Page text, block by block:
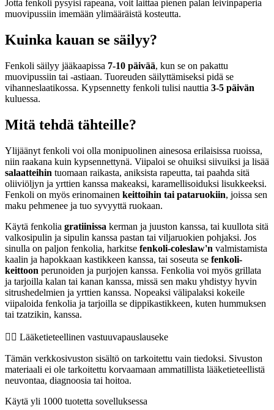
Jotta fenkoli pysyisi rapeana, voit laittaa pienen palan leivinpaperia
muovipussiin imemään ylimääräistä kosteutta.
Kuinka kauan se säilyy?
Fenkoli säilyy jääkaapissa 7-10 päivää, kun se on pakattu
muovipussiin tai -astiaan. Tuoreuden säilyttämiseksi pidä se
vihanneslaatikossa. Kypsennetty fenkoli tulisi nauttia 3-5 päivän
kuluessa.
Mitä tehdä tähteille?
Ylijäänyt fenkoli voi olla monipuolinen ainesosa erilaisissa ruoissa,
niin raakana kuin kypsennettynä. Viipaloi se ohuiksi siivuiksi ja lisää
salaatteihin tuomaan raikasta, aniksista rapeutta, tai paahda sitä
oliiviöljyn ja yrttien kanssa makeaksi, karamellisoiduksi lisukkeeksi.
Fenkoli on myös erinomainen keittoihin tai pataruokiin, joissa sen
maku pehmenee ja tuo syvyyttä ruokaan.
Käytä fenkolia gratiinissa kerman ja juuston kanssa, tai kuullota sitä
valkosipulin ja sipulin kanssa pastan tai viljaruokien pohjaksi. Jos
sinulla on paljon fenkolia, harkitse fenkoli-coleslaw'n valmistamista
kaalin ja hapokkaan kastikkeen kanssa, tai soseuta se fenkoli-
keittoon perunoiden ja purjojen kanssa. Fenkolia voi myös grillata
ja tarjoilla kalan tai kanan kanssa, missä sen maku yhdistyy hyvin
sitrushedelmien ja yrttien kanssa. Nopeaksi välipalaksi kokeile
viipaloida fenkolia ja tarjoilla se dippikastikkeen, kuten hummuksen
tai tzatzikin, kanssa.
👨‍⚕️️ Lääketieteellinen vastuuvapauslauseke
Tämän verkkosivuston sisältö on tarkoitettu vain tiedoksi. Sivuston
materiaali ei ole tarkoitettu korvaamaan ammatillista lääketieteellistä
neuvontaa, diagnoosia tai hoitoa.
Käytä yli 1000 tuotetta sovelluksessa